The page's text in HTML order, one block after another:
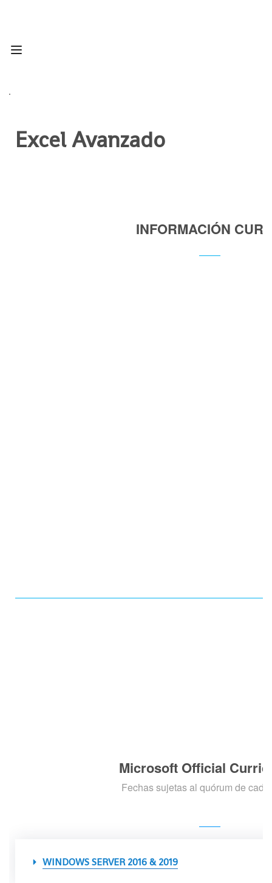
Excel Avanzado
INFORMACIÓN
Microsoft Official
Fechas sujetas al quórum de cada
WINDOWS SERVER 2016 & 2019